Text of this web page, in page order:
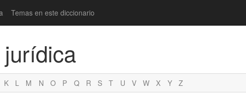
Temas en este diccionario
K L M N O P Q R S T U V W X Y Z